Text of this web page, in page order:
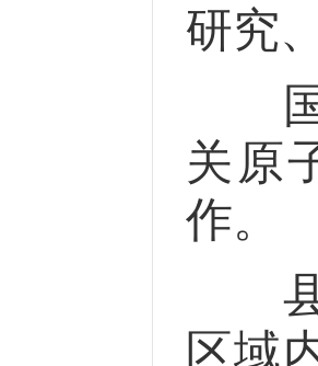
研究
国
关原
作。
县
区域